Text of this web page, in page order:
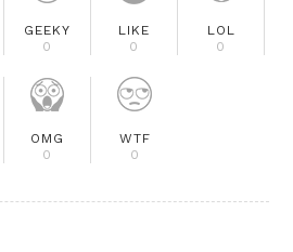
GEEKY
0
LIKE
0
LOL
0
OMG
0
WTF
0